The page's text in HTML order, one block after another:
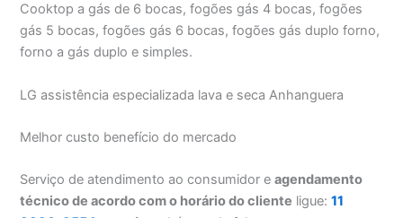
Cooktop a gás de 6 bocas, fogões gás 4 bocas, fogões
gás 5 bocas, fogões gás 6 bocas, fogões gás duplo forno,
forno a gás duplo e simples.
LG assistência especializada lava e seca Anhanguera
Melhorcusto benefício do mercado
Serviço de atendimento ao consumidor eagendamento
técnico de acordo com o horário do cliente ligue:11